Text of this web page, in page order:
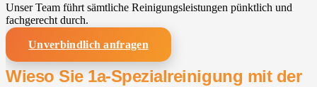
Unser Team führt sämtliche Reinigungsleistungen pünktlich und
fachgerecht durch.
Unverbindlich anfragen
Wieso Sie 1a-Spezialreinigung mit der